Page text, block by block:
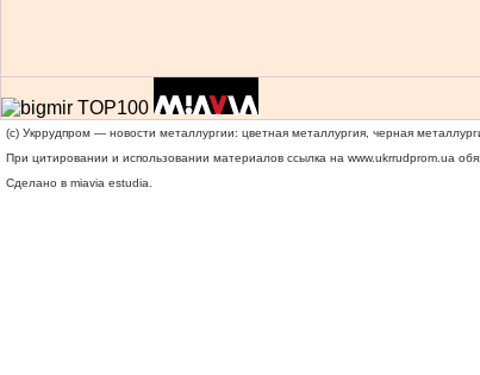
(c) Укррудпром — новости металлургии: цветная металлургия, черная
При цитировании и использовании материалов ссылка на www.ukrrudprom.ua
Сделано в miavia estudia.